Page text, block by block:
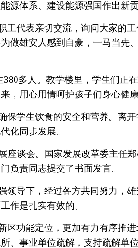
源体系、建设能源强国作出新贡
代表亲切交流，询问大家的
做雄安人感到自豪，一马当先
多人。教学楼里，学生们正
，用心用情呵护孩子们身心健
学生饮食的安全和营养。离
化同步发展。
谈会。国家发展改革委主任
负责同志提交了书面发言。
导下，经过各方共同努力，
作是扎实有效的。
功能定位，更加有力有序推
、事业单位疏解，支持疏解单